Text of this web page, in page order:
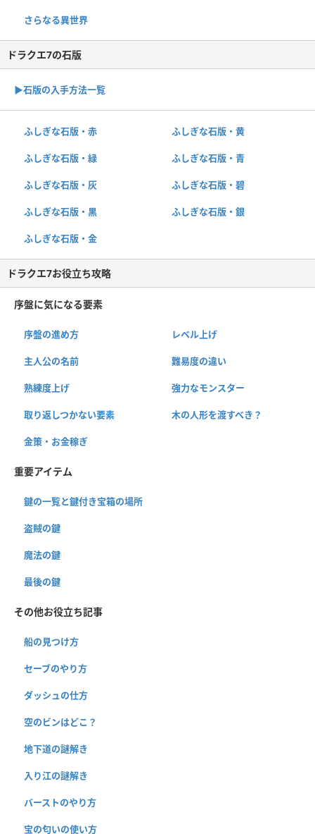
さらなる異世界
ドラクエ7の石版
▶︎石版の入手方法一覧
ふしぎな石版・赤 ふしぎな石版・黄
ふしぎな石版・緑 ふしぎな石版・青
ふしぎな石版・灰 ふしぎな石版・碧
ふしぎな石版・黒 ふしぎな石版・銀
ふしぎな石版・金
ドラクエ7お役立ち攻略
序盤に気になる要素
序盤の進め方 レベル上げ
主人公の名前 難易度の違い
熟練度上げ 強力なモンスター
取り返しつかない要素 木の人形を渡すべき？
金策・お金稼ぎ
重要アイテム
鍵の一覧と鍵付き宝箱の場所
盗賊の鍵
魔法の鍵
最後の鍵
その他お役立ち記事
船の見つけ方
セーブのやり方
ダッシュの仕方
空のビンはどこ？
地下道の謎解き
入り江の謎解き
バーストのやり方
宝の匂いの使い方